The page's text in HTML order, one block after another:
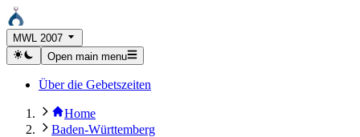
MWL 2007
Open main menu
Über die Gebetszeiten
Home
Baden-Württemberg